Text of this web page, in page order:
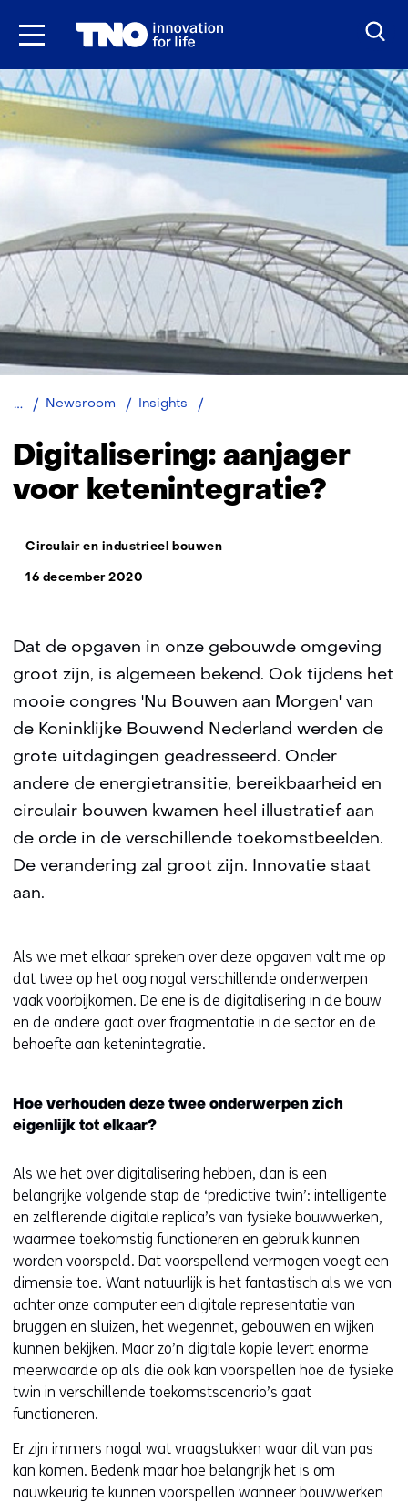
Ga
Newsroom Insights
ketenintegratie?
Digitalisering: aanjager
voor ketenintegratie?
Thema:
Circulair en industrieel bouwen
16 december 2020
Dat de opgaven in onze gebouwde omgeving
groot zijn, is algemeen bekend. Ook tijdens het
mooie congres 'Nu Bouwen aan Morgen' van
de Koninklijke Bouwend Nederland werden de
grote uitdagingen geadresseerd. Onder
andere de energietransitie, bereikbaarheid en
circulair bouwen kwamen heel illustratief aan
de orde in de verschillende toekomstbeelden.
De verandering zal groot zijn. Innovatie staat
aan.
Als we met elkaar spreken over deze opgaven valt me op
dat twee op het oog nogal verschillende onderwerpen
vaak voorbijkomen. De ene is de digitalisering in de bouw
en de andere gaat over fragmentatie in de sector en de
behoefte aan ketenintegratie.
Hoe verhouden deze twee onderwerpen zich
eigenlijk tot elkaar?
Als we het over digitalisering hebben, dan is een
belangrijke volgende stap de ‘predictive twin’: intelligente
en zelflerende digitale replica’s van fysieke bouwwerken,
waarmee toekomstig functioneren en gebruik kunnen
worden voorspeld. Dat voorspellend vermogen voegt een
dimensie toe. Want natuurlijk is het fantastisch als we van
achter onze computer een digitale representatie van
bruggen en sluizen, het wegennet, gebouwen en wijken
kunnen bekijken. Maar zo’n digitale kopie levert enorme
meerwaarde op als die ook kan voorspellen hoe de fysieke
twin in verschillende toekomstscenario’s gaat
functioneren.
Er zijn immers nogal wat vraagstukken waar dit van pas
kan komen. Bedenk maar hoe belangrijk het is om
nauwkeurig te kunnen voorspellen wanneer bouwwerken